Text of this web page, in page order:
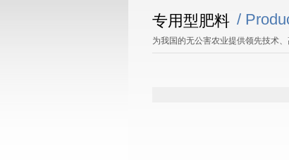
专用型肥料 /
为我国的无公害农业提供领先技术